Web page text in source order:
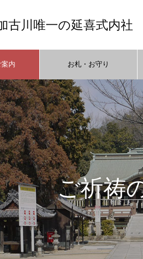
古川唯一の延喜式内社
内 お札・お守り
ご祈祷